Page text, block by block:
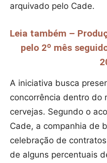
arquivado pelo Cade.
Leia também –
pelo 2º mês
A iniciativa busca
concorrência dentro do
cervejas. Segundo o
Cade, a companhia de
celebração de
de alguns percentuais